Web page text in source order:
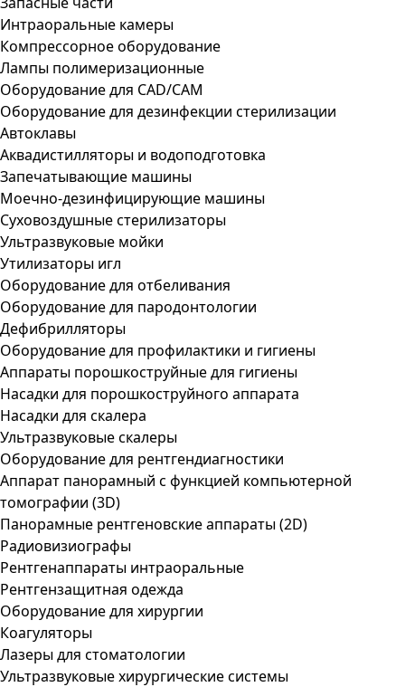
Интраоральные камеры
Компрессорное оборудование
Лампы полимеризационные
Оборудование для CAD/CAM
Оборудование для дезинфекции стерилизации
Автоклавы
Аквадистилляторы и водоподготовка
Запечатывающие машины
Моечно-дезинфицирующие машины
Суховоздушные стерилизаторы
Ультразвуковые мойки
Утилизаторы игл
Оборудование для отбеливания
Оборудование для пародонтологии
Дефибрилляторы
Оборудование для профилактики и гигиены
Аппараты порошкоструйные для гигиены
Насадки для порошкоструйного аппарата
Насадки для скалера
Ультразвуковые скалеры
Оборудование для рентгендиагностики
Аппарат панорамный с функцией компьютерной
томографии (3D)
Панорамные рентгеновские аппараты (2D)
Радиовизиографы
Рентгенаппараты интраоральные
Рентгензащитная одежда
Оборудование для хирургии
Коагуляторы
Лазеры для стоматологии
Ультразвуковые хирургические системы